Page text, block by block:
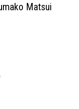
Matsui